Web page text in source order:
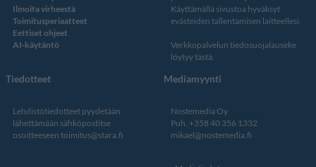
Ilmoita virheestä
Toimitusperiaatteet
Eettiset ohjeet
AI-käytäntö
Käyttämällä sivustoa hyväksyt
evästeiden tallentamisen laitteellesi.
Verkkopalvelun tiedosuojalauseke
löytyy tästä.
Tiedotteet
Lehdistötiedotteet pyydetään
lähettämään sähköpostitse
osoitteeseen toimitus@stara.fi
Mediamyynti
Nostemedia Oy
Puh. +358 40 356 1332
mikael@nostemedia.fi